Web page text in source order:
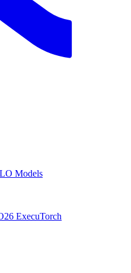
Models
ExecuTorch